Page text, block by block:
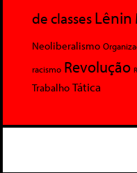
de classesLênin
Neoliberalismo
racismo Revolução
Trabalho Tática